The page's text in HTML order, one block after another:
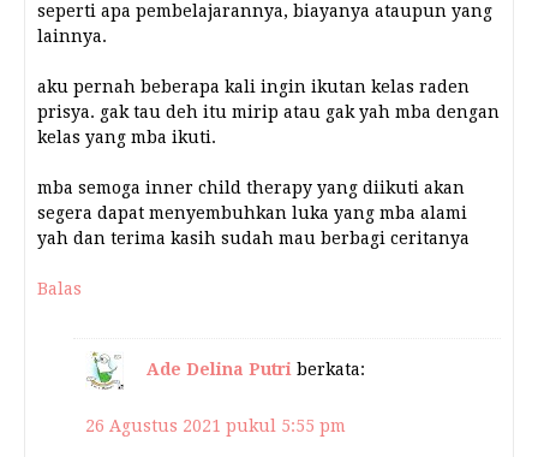
seperti apa pembelajarannya, biayanya ataupun yang
lainnya.
aku pernah beberapa kali ingin ikutan kelas raden
prisya. gak tau deh itu mirip atau gak yah mba dengan
kelas yang mba ikuti.
mba semoga inner child therapy yang diikuti akan
segera dapat menyembuhkan luka yang mba alami
yah dan terima kasih sudah mau berbagi ceritanya
Balas
Ade Delina Putri berkata:
26 Agustus 2021 pukul 5:55 pm